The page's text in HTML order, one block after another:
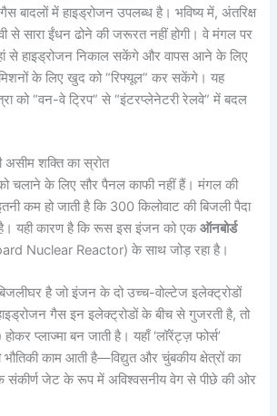
बादलों में हाइड्रोजन उपलब्ध है। भविष्य में, अंतरिक्ष
से सारा ईंधन ढोने की जरूरत नहीं होगी। वे मंगल पर
से हाइड्रोजन निकाल सकेंगे और वापस आने के लिए
के लिए खुद को “रिफ्यूल” कर सकेंगे। यह
को “वन-वे ट्रिप” से “इंटरप्लेनेटरी रेलवे” में बदल
असीम शक्ति का स्रोत
चलाने के लिए सौर पैनल काफी नहीं हैं। मंगल की
कम हो जाती है कि 300 किलोवाट की बिजली पैदा
यही कारण है कि रूस इस इंजन को एकऑनबोर्ड
Nuclear Reactor) के साथ जोड़ रहा है।
है जो इंजन के दो उच्च-वोल्टेज इलेक्ट्रोडों
गैस इन इलेक्ट्रोडों के बीच से गुजरती है, तो
प्लाज्मा बन जाती है। यहाँ ‘लॉरेंट्ज़ फोर्स’
काम आती है—विद्युत और चुंबकीय क्षेत्रों का
संकीर्ण जेट के रूप में अविश्वसनीय वेग से पीछे की ओर